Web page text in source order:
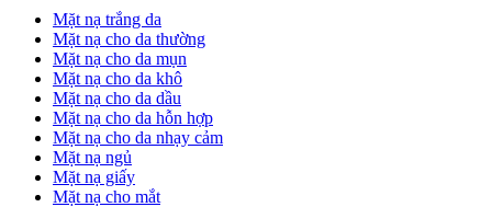
Mặt nạ trắng da
Mặt nạ cho da thường
Mặt nạ cho da mụn
Mặt nạ cho da khô
Mặt nạ cho da dầu
Mặt nạ cho da hỗn hợp
Mặt nạ cho da nhạy cảm
Mặt nạ ngủ
Mặt nạ giấy
Mặt nạ cho mắt